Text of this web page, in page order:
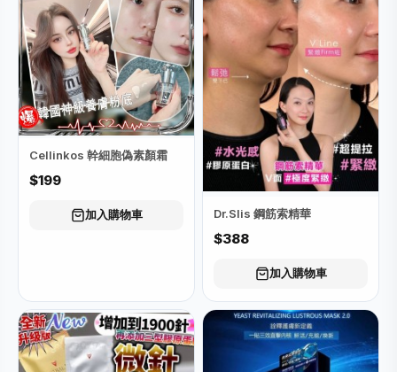
Cellinkos 幹細胞偽素顏霜
$199
加入購物車 Dr.Slis 鋼筋索精華
$388
加入購物車